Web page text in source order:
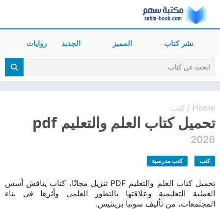
نشر كتاب المميز الجديد روايات
Home
/ كتب
تحميل كتاب العلم والتعليم pdf
2026
كتب كتب مدرسية
تحميل كتاب العلم والتعليم PDF تنزيل مجانًا، كتاب يناقش أسس
العملية التعليمية وعلاقتها بالتطور العلمي وأثرها في بناء
المجتمعات، من تأليف سونيا برينتيس.